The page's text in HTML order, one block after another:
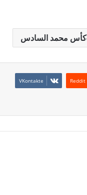
كأس محمد السادس